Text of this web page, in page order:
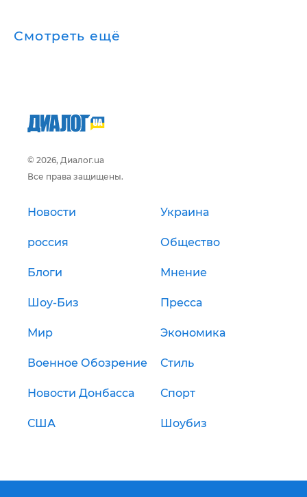
Смотреть ещё
© 2026, Диалог.ua
Все права защищены.
Новости Украина
россия Общество
Блоги Мнение
Шоу-Биз Пресса
Мир Экономика
Военное Обозрение Стиль
Новости Донбасса Спорт
США Шоубиз